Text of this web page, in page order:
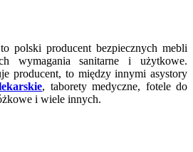
to polski producent bezpiecznych mebli
wymagania sanitarne i użytkowe.
producent, to między innymi asystory
, taborety medyczne, fotele do
i wiele innych.